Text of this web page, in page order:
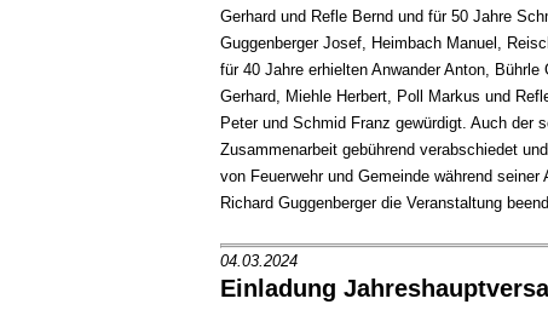
Gerhard und Refle Bernd und für 50 Jahre
Guggenberger Josef, Heimbach Manuel,
für 40 Jahre erhielten Anwander Anton,
Gerhard, Miehle Herbert, Poll Markus und
Peter und Schmid Franz gewürdigt. Auch der
Zusammenarbeit gebührend verabschiedet
von Feuerwehr und Gemeinde während
Richard Guggenberger die Veranstaltung
04.03.2024
Einladung